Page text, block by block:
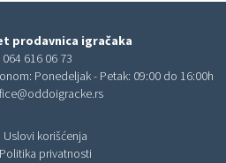
prodavnica igračaka
064 616 06 73
Ponedeljak - Petak: 09:00 do 16:00h
Uslovi korišćenja
Politika privatnosti